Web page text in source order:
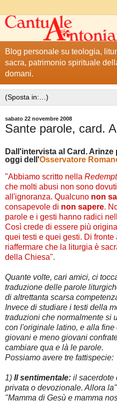
Blog personale su teologia,
sacra, patrimonio spirituale
domani.
sabato 22 novembre 2008
Sante parole, card.
Dall'intervista al Card.
oggi dell'Osservatore
"Abbiamo scritto nella
che molti abusi non sono
all'ignoranza. Qualcuno non sa
consapevole di non sapere.
parole e i gesti hanno radici
Così crede di essere più
quei testi e quei gesti. Di
riaffermare che la liturgia è
della Chiesa".
Quante volte, cari amici, ci
traduzione delle parole
di altrettanta scarsa
Invece di studiare i testi della
traduzioni che normalmente si
con l'originale latino, e alla
giovani e meno giovani
cambiare qua e là le parole.
Possiamo avere tre fattispecie:
1) Il sentimentale: il sacerdote
privata o devozionale. Allora
"Mamma di Gesù e mamma